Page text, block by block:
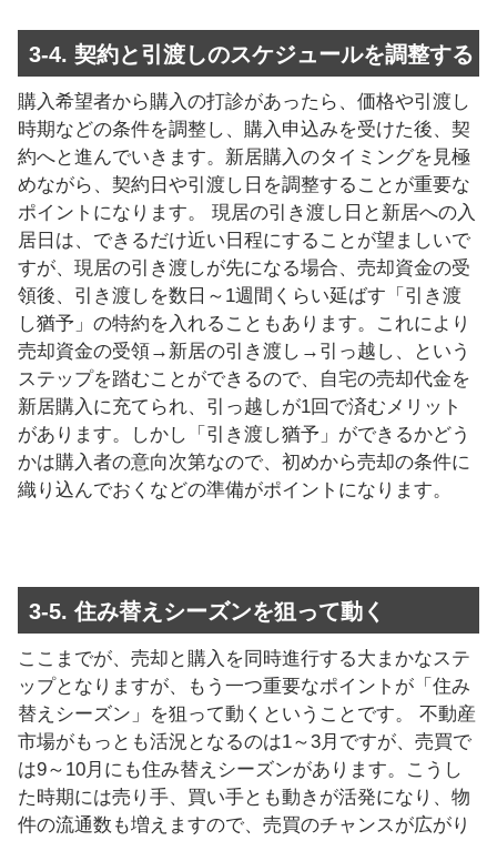
3-4. 契約と引渡しのスケジュールを調整する
購入希望者から購入の打診があったら、価格や引渡し
時期などの条件を調整し、購入申込みを受けた後、契
約へと進んでいきます。新居購入のタイミングを見極
めながら、契約日や引渡し日を調整することが重要な
ポイントになります。 現居の引き渡し日と新居への入
居日は、できるだけ近い日程にすることが望ましいで
すが、現居の引き渡しが先になる場合、売却資金の受
領後、引き渡しを数日～1週間くらい延ばす「引き渡
し猶予」の特約を入れることもあります。これにより
売却資金の受領→新居の引き渡し→引っ越し、という
ステップを踏むことができるので、自宅の売却代金を
新居購入に充てられ、引っ越しが1回で済むメリット
があります。しかし「引き渡し猶予」ができるかどう
かは購入者の意向次第なので、初めから売却の条件に
織り込んでおくなどの準備がポイントになります。
3-5. 住み替えシーズンを狙って動く
ここまでが、売却と購入を同時進行する大まかなステ
ップとなりますが、もう一つ重要なポイントが「住み
替えシーズン」を狙って動くということです。 不動産
市場がもっとも活況となるのは1～3月ですが、売買で
は9～10月にも住み替えシーズンがあります。こうし
た時期には売り手、買い手とも動きが活発になり、物
件の流通数も増えますので、売買のチャンスが広がり